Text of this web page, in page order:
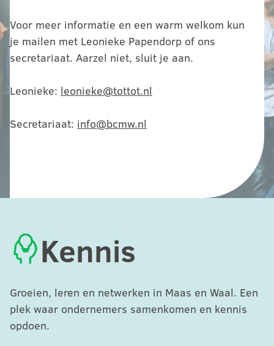
Voor meer informatie en een warm welkom kun
je mailen met Leonieke Papendorp of ons
secretariaat. Aarzel niet, sluit je aan.
Leonieke: leonieke@tottot.nl
Secretariaat: info@bcmw.nl
Kennis
Groeien, leren en netwerken in Maas en Waal. Een
plek waar ondernemers samenkomen en kennis
opdoen.